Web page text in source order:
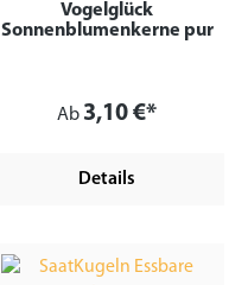
Vogelglück
Sonnenblumenkerne pur
Ab 3,10 €*
Details